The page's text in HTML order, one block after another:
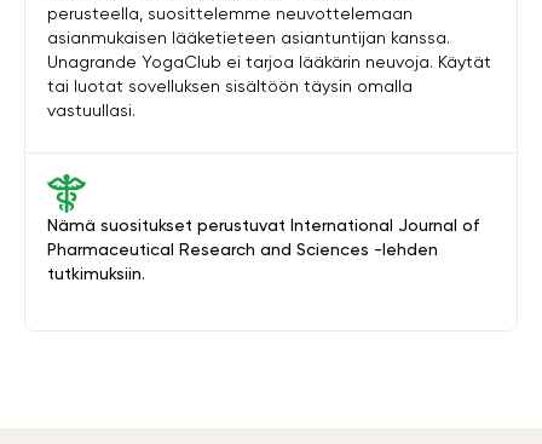
Nämä suositukset perustuvat International Journal of
Pharmaceutical Research and Sciences -lehden
tutkimuksiin.
perusteella, suosittelemme neuvottelemaan
asianmukaisen lääketieteen asiantuntijan kanssa.
Unagrande YogaClub ei tarjoa lääkärin neuvoja. Käytät
tai luotat sovelluksen sisältöön täysin omalla
vastuullasi.